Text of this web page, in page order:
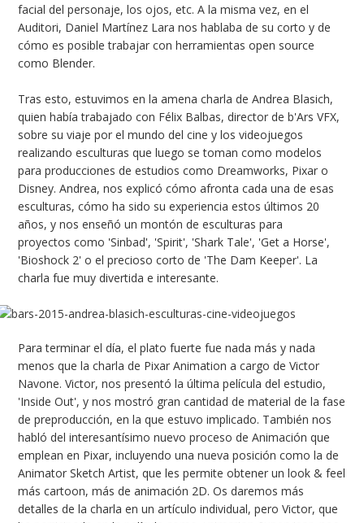
facial del personaje, los ojos, etc. A la misma vez, en el
Auditori, Daniel Martínez Lara nos hablaba de su corto y de
cómo es posible trabajar con herramientas open source
como Blender.
Tras esto, estuvimos en la amena charla de Andrea Blasich,
quien había trabajado con Félix Balbas, director de b'Ars VFX,
sobre su viaje por el mundo del cine y los videojuegos
realizando esculturas que luego se toman como modelos
para producciones de estudios como Dreamworks, Pixar o
Disney. Andrea, nos explicó cómo afronta cada una de esas
esculturas, cómo ha sido su experiencia estos últimos 20
años, y nos enseñó un montón de esculturas para
proyectos como 'Sinbad', 'Spirit', 'Shark Tale', 'Get a Horse',
'Bioshock 2' o el precioso corto de 'The Dam Keeper'. La
charla fue muy divertida e interesante.
Para terminar el día, el plato fuerte fue nada más y nada
menos que la charla de Pixar Animation a cargo de Victor
Navone. Victor, nos presentó la última película del estudio,
'Inside Out', y nos mostró gran cantidad de material de la fase
de preproducción, en la que estuvo implicado. También nos
habló del interesantísimo nuevo proceso de Animación que
emplean en Pixar, incluyendo una nueva posición como la de
Animator Sketch Artist, que les permite obtener un look & feel
más cartoon, más de animación 2D. Os daremos más
detalles de la charla en un artículo individual, pero Victor, que